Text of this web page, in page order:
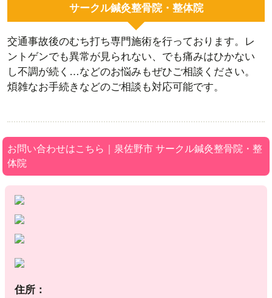
サークル鍼灸整骨院・整体院
交通事故後のむち打ち専門施術を行っております。レ
ントゲンでも異常が見られない、でも痛みはひかない
し不調が続く…などのお悩みもぜひご相談ください。
煩雑なお手続きなどのご相談も対応可能です。
お問い合わせはこちら｜泉佐野市 サークル鍼灸整骨院・整
体院
住所：